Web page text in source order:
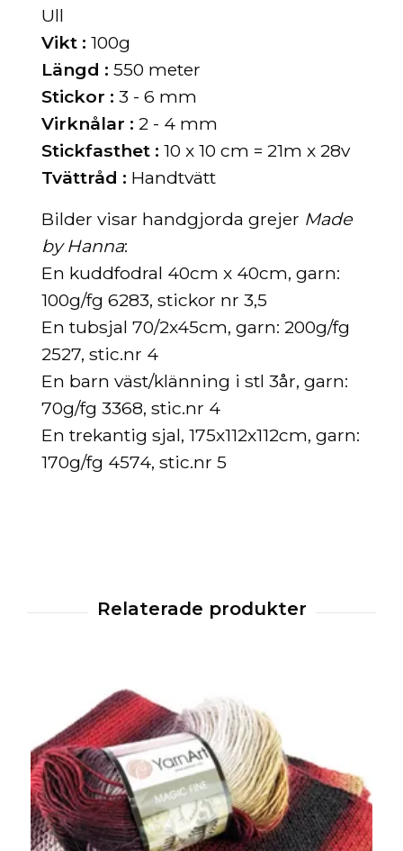
Ull
Vikt : 100g
Längd : 550 meter
Stickor : 3 - 6 mm
Virknålar : 2 - 4 mm
Stickfasthet : 10 x 10 cm = 21m x 28v
Tvättråd : Handtvätt
Bilder visar handgjorda grejer Made
by Hanna:
En kuddfodral 40cm x 40cm, garn:
100g/fg 6283, stickor nr 3,5
En tubsjal 70/2x45cm, garn: 200g/fg
2527, stic.nr 4
En barn väst/klänning i stl 3år, garn:
70g/fg 3368, stic.nr 4
En trekantig sjal, 175x112x112cm, garn:
170g/fg 4574, stic.nr 5